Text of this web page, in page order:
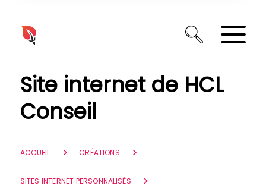
Site internet de HCL
Conseil
ACCUEIL CRÉATIONS
SITES INTERNET PERSONNALISÉS